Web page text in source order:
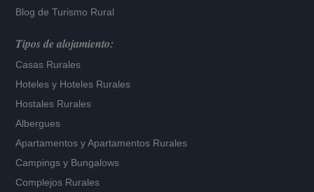
Blog de Turismo Rural
Tipos de alojamiento:
Casas Rurales
Hoteles y Hoteles Rurales
Hostales Rurales
Albergues
Apartamentos yApartamentos Rurales
Campings y Bungalows
Complejos Rurales